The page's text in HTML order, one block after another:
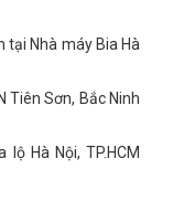
tại Nhà máy Bia Hà
Tiên Sơn, Bắc Ninh
Hà Nội, TP.HCM